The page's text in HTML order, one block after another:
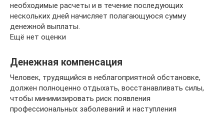
необходимые расчеты и в течение последующих
нескольких дней начисляет полагающуюся сумму
денежной выплаты.
Ещё нет оценки
Денежная компенсация
Человек, трудящийся в неблагоприятной обстановке,
должен полноценно отдыхать, восстанавливать силы,
чтобы минимизировать риск появления
профессиональных заболеваний и наступления